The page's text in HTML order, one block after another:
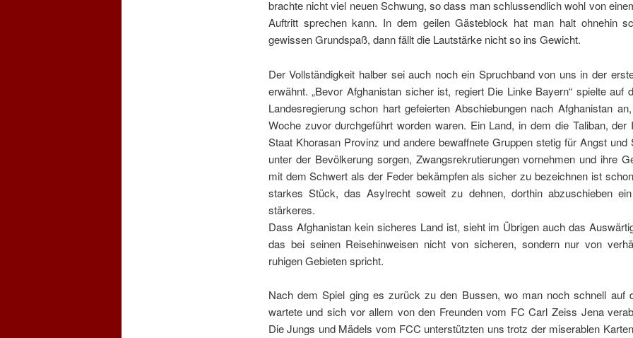
brachte nicht viel neuen Schwung, so dass man schlussendlich wohl von
Auftritt sprechen kann. In dem geilen Gästeblock hat man halt ohnehin
gewissen Grundspaß, dann fällt die Lautstärke nicht so ins Gewicht.
Der Vollständigkeit halber sei auch noch ein Spruchband von uns in der
erwähnt. „Bevor Afghanistan sicher ist, regiert Die Linke Bayern“ spielte auf
Landesregierung schon hart gefeierten Abschiebungen nach Afghanistan
Woche zuvor durchgeführt worden waren. Ein Land, in dem die Taliban, der
Staat Khorasan Provinz und andere bewaffnete Gruppen stetig für Angst und
unter der Bevölkerung sorgen, Zwangsrekrutierungen vornehmen und ihre
mit dem Schwert als der Feder bekämpfen als sicher zu bezeichnen ist
starkes Stück, das Asylrecht soweit zu dehnen, dorthin abzuschieben
stärkeres.
Dass Afghanistan kein sicheres Land ist, sieht im Übrigen auch das
das bei seinen Reisehinweisen nicht von sicheren, sondern nur von
ruhigen Gebieten spricht.
Nach dem Spiel ging es zurück zu den Bussen, wo man noch schnell auf
wartete und sich vor allem von den Freunden vom FC Carl Zeiss Jena
Die Jungs und Mädels vom FCC unterstützten uns trotz der miserablen